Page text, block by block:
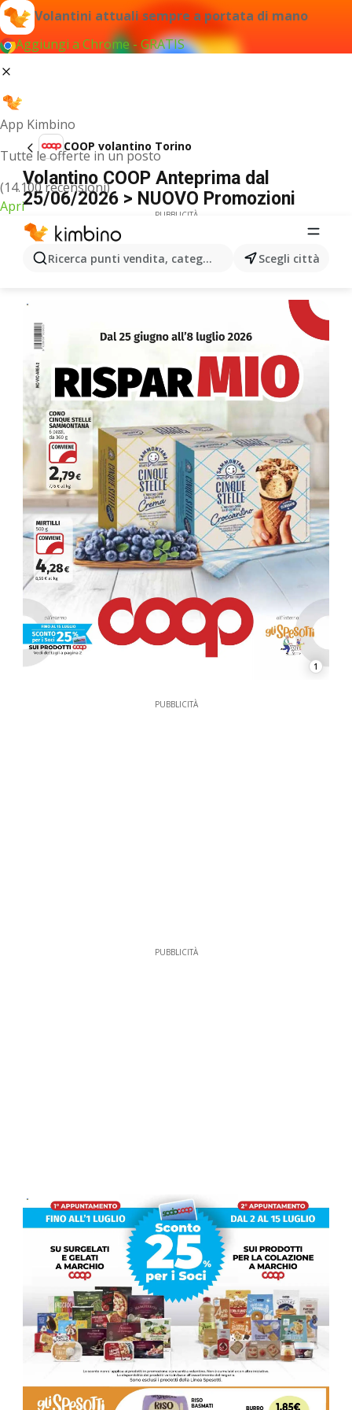
Volantini attuali sempre a portata di mano
Aggiungi a Chrome - GRATIS
App Kimbino
Tutte le offerte in un posto
(14.100 recensioni)
Apri
Ricerca punti vendita, categorie, prodotti...Scegli città
COOP volantino Torino
Volantino COOP Anteprima dal
25/06/2026 > NUOVO Promozioni
PUBBLICITÀ
1
PUBBLICITÀ
PUBBLICITÀ